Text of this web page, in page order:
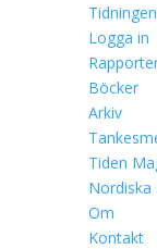
Tidningen
Logga in
Böcker
Arkiv
Tiden
Nordiska
Om
Kontakt